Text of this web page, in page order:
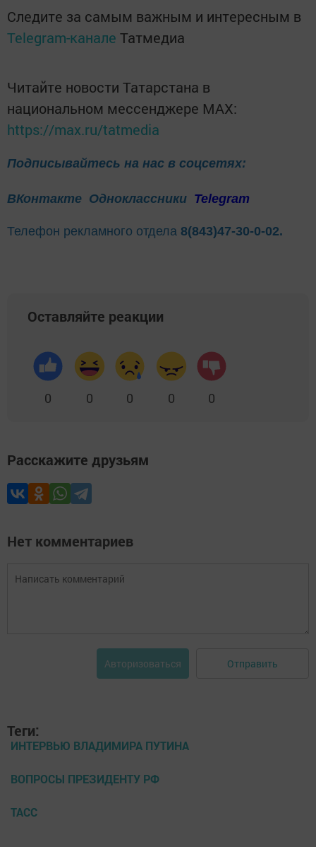
Следите за самым важным и интересным в
Telegram-канале Татмедиа
Читайте новости Татарстана в
национальном мессенджере MАХ:
https://max.ru/tatmedia
Подписывайтесь на нас в соцсетях:
ВКонтакте Одноклассники Telegram
Телефон рекламного отдела 8(843)47-30-0-02.
Оставляйте реакции
0 0 0 0 0
Расскажите друзьям
Нет комментариев
Авторизоваться Отправить
Теги:
ИНТЕРВЬЮ ВЛАДИМИРА ПУТИНА
ВОПРОСЫ ПРЕЗИДЕНТУ РФ
ТАСС